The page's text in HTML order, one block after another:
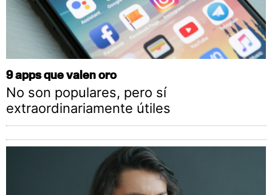
9 apps que valen oro
No son populares, pero sí
extraordinariamente útiles